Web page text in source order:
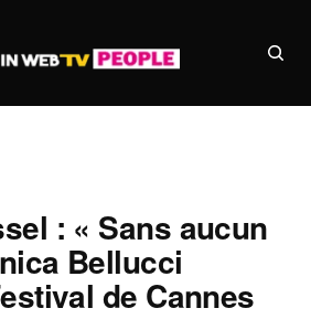
: « Sans aucun
Bellucci
de Cannes